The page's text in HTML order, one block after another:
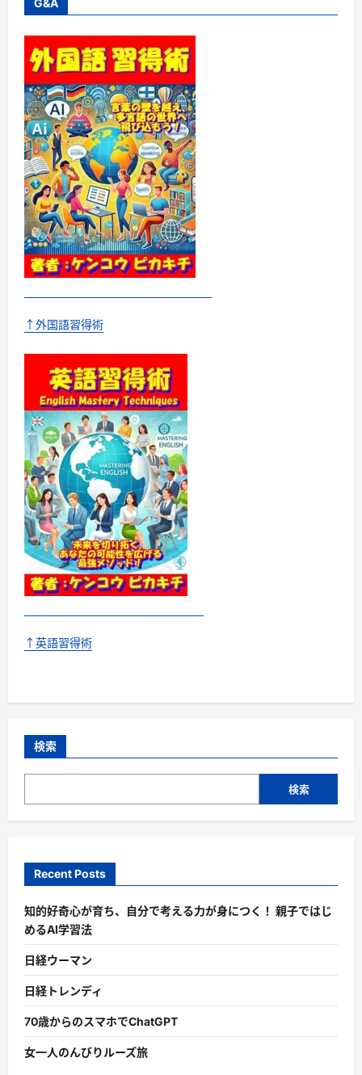
た
の
ゴ
ー
ル
デ
ン
ガ
イ
ド：
投
資
と
し
て
の
金
へ
の
お
す
す
め
ア
プ
つ
て
さ
ら
に
読
む
G&A
↑外国語習得術
↑英語習得術
検索
検索
Recent Posts
知的好奇心が育ち、自分で考える力が身につく！ 親子ではじ
めるAI学習法
日経ウーマン
日経トレンディ
70歳からのスマホでChatGPT
女一人のんびりルーズ旅